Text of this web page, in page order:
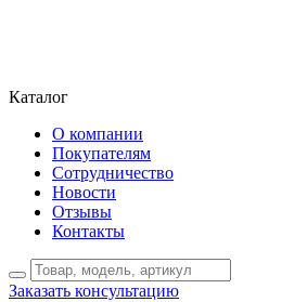
Каталог
О компании
Покупателям
Сотрудничество
Новости
Отзывы
Контакты
Заказать консультацию